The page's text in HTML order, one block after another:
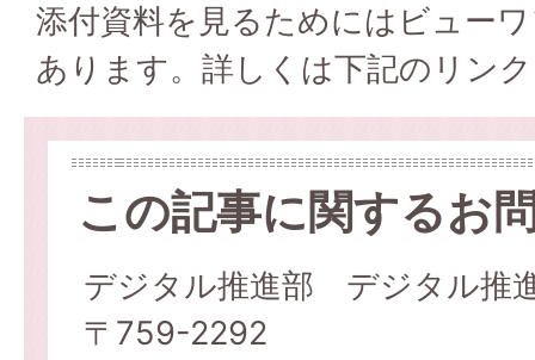
添付資料を見るためにはビュー
あります。詳しくは下記のリン
この記事に関するお
デジタル推進部 デジタル推
〒759-2292